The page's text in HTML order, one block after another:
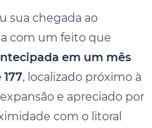
sua chegada ao
com um feito que
em um mês
, localizado próximo à
e apreciado por
com o litoral